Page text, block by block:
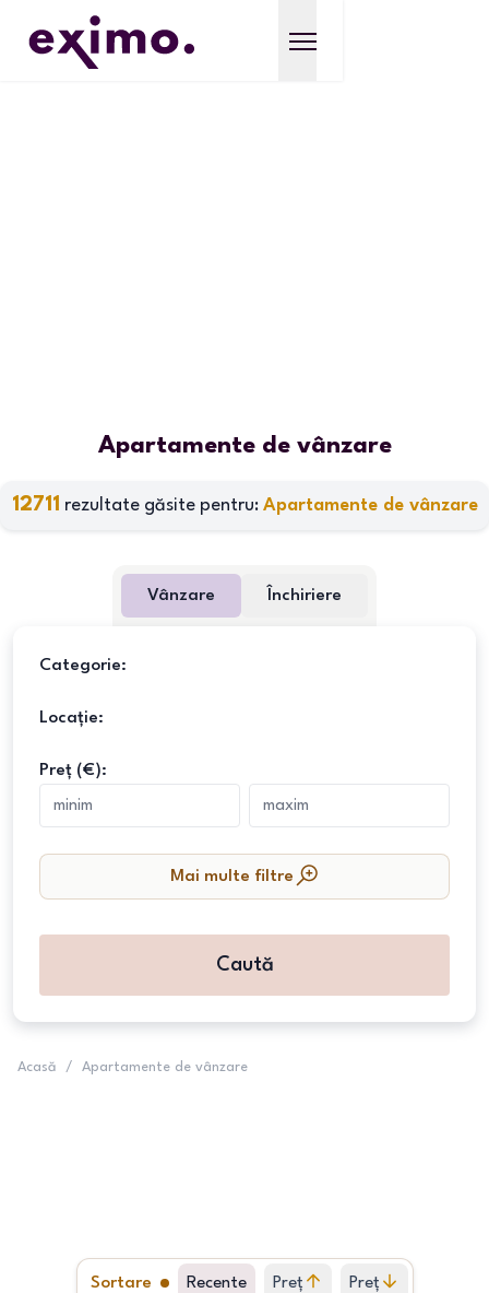
Apartamente de vânzare
12711 rezultate găsite pentru: Apartamente de vânzare
Vânzare Închiriere
Categorie:
Locație:
Preț (€):
Mai multe filtre
Caută
Acasă / Apartamente de vânzare
Sortare Recente Preț Preț